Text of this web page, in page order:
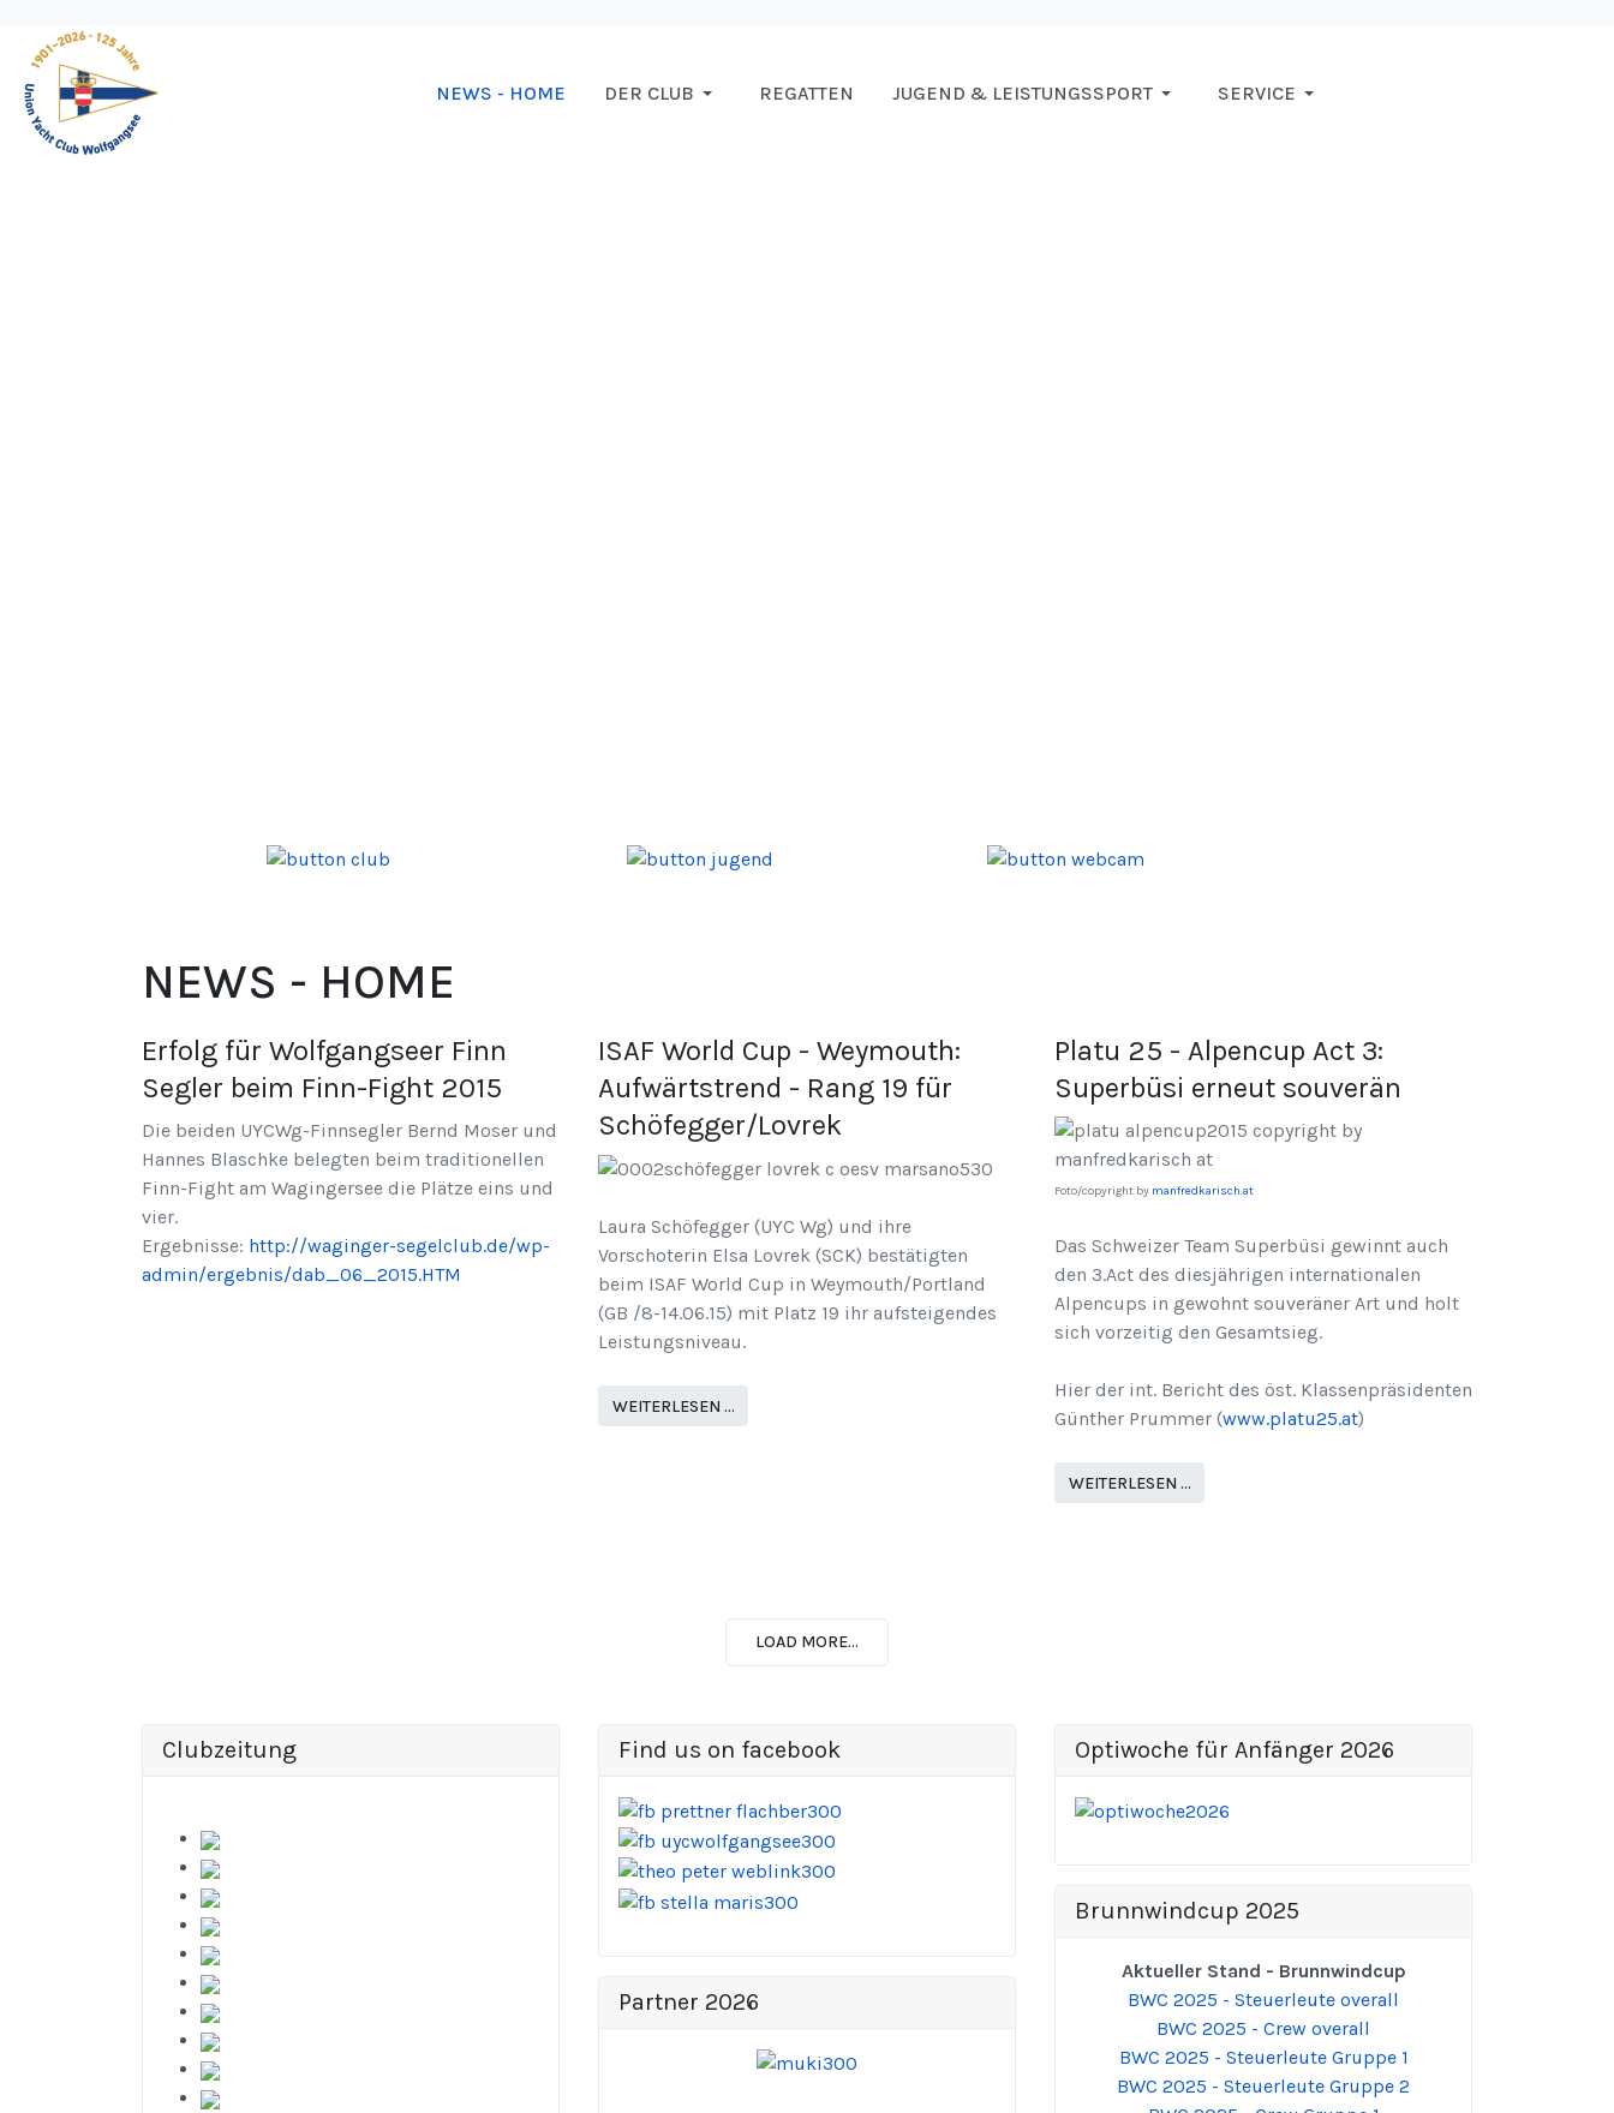
NEWS - HOME DER CLUB REGATTEN JUGEND & LEISTUNGSSPORT SERVICE
NEWS - HOME
Erfolg für Wolfgangseer Finn
Segler beim Finn-Fight 2015
Die beiden UYCWg-Finnsegler Bernd Moser und
Hannes Blaschke belegten beim traditionellen
Finn-Fight am Wagingersee die Plätze eins und
vier.
Ergebnisse: http://waginger-segelclub.de/wp-
admin/ergebnis/dab_06_2015.HTM
ISAF World Cup - Weymouth:
Aufwärtstrend - Rang 19 für
Schöfegger/Lovrek
Laura Schöfegger (UYC Wg) und ihre
Vorschoterin Elsa Lovrek (SCK) bestätigten
beim ISAF World Cup in Weymouth/Portland
(GB /8-14.06.15) mit Platz 19 ihr aufsteigendes
Leistungsniveau.
WEITERLESEN …
Platu 25 - Alpencup Act 3:
Superbüsi erneut souverän
Foto/copyright by manfredkarisch.at
Das Schweizer Team Superbüsi gewinnt auch
den 3.Act des diesjährigen internationalen
Alpencups in gewohnt souveräner Art und holt
sich vorzeitig den Gesamtsieg.
Hier der int. Bericht des öst. Klassenpräsidenten
Günther Prummer (www.platu25.at)
WEITERLESEN …
LOAD MORE...
Clubzeitung Find us on facebook
Partner 2026
Optiwoche für Anfänger 2026
Brunnwindcup 2025
Aktueller Stand - Brunnwindcup
BWC 2025 - Steuerleute overall
BWC 2025 - Crew overall
BWC 2025 - Steuerleute Gruppe 1
BWC 2025 - Steuerleute Gruppe 2